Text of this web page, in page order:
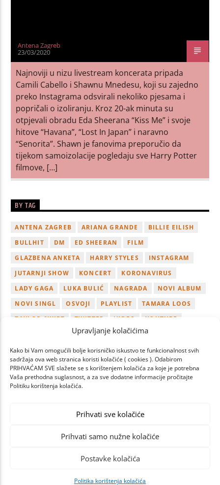
Upravljanje kolačićima
Kako bi Vam omogućili bolje korisničko iskustvo te funkcionalnost svih
sadržaja ova web stranica koristi kolačiće ( cookies ). Odabirom
PRIHVAĆAM SVE slažete se s korištenjem kolačića za koje je potrebna
Vaša prethodna suglasnost, a za sve dodatne informacije pročitajte
Politiku korištenja kolačića.
Prihvati sve kolačiće
Prihvati samo nužne kolačiće
Postavke kolačića
Politika korištenja kolačića
Antena Zagreb
23/03/2020
Najnoviji u nizu livestream koncerata pripada
Camili Cabello i Shawnu Mnedesu, koji su zajedno
preko Instagrama odsvirali nekoliko pjesama i
popričali o izoliranju. Kroz 20-ak minuta su
otpjevali obradu Eda Sheerana “Kiss Me” i svoje
hitove “Havana”, “Lost In Japan” i naravno
“Senorita”. Shawn je fanovima preporučio da
tijekom samoizolacije pogledaju sve Harry Potter
filmove, […]
BY TAG
ANTENA ZAGREB ARIANA GRANDE
BILLIE EILISH
BULLHIT
DM ED SHEERAN
FILM
GLAZBENA ANKETA
HARRY STYLES
INSTAGRAM
JUTARNJI SHOW
KONCERT
KORONAVIRUS
LADY GAGA
LUKA BULIĆ NAGRADA
NOVI ALBUM
NOVI SINGL
OSVOJI PLAYLIST
TAMARA LOOS
TAYLOR SWIFT
TWITTER VIDEO
YOUTUBE